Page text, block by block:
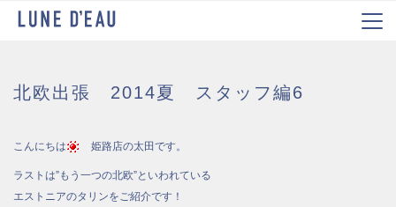
北欧出張 2014夏 スタッフ編6
こんにちは 姫路店の太田です。
ラストは”もう一つの北欧”といわれている
エストニアのタリンをご紹介です！